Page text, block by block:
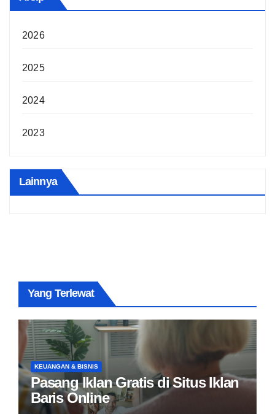
2026
2025
2024
2023
Lainnya
Yang Terlewat
KEUANGAN & BISNIS
Pasang Iklan Gratis di Situs Iklan
Baris Online